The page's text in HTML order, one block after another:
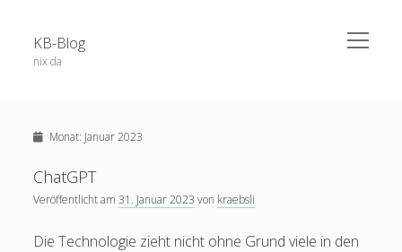
KB-Blog
nix da
open
menu
Veröffentlichungen
Projekte / Code
Datenschutz
Impressum
Suchen
Schlagwörter
Monat: Januar 2023
ChatGPT
Veröffentlicht am31. Januar 2023 von kraebsli
Die Technologie zieht nicht ohne Grund viele in den